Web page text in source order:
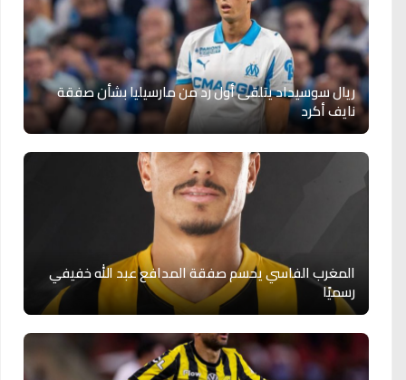
ريال سوسيداد يتلقى أول رد من مارسيليا بشأن صفقة
نايف أكرد
المغرب الفاسي يحسم صفقة المدافع عبد الله خفيفي
رسميًا